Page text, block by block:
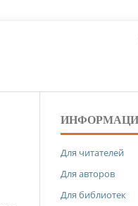
Для читателей
Для авторов
Для библиотек